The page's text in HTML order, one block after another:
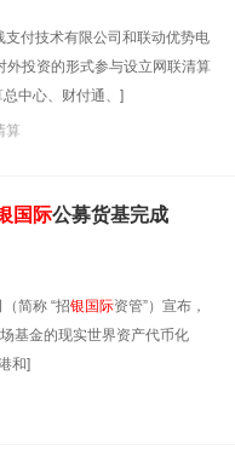
支付技术有限公司和联动优势电
外投资的形式参与设立网联清算
中心、财付通、]
算
国际公募货基完成
简称 “招银国际资管”）宣布，
基金的现实世界资产代币化
和]